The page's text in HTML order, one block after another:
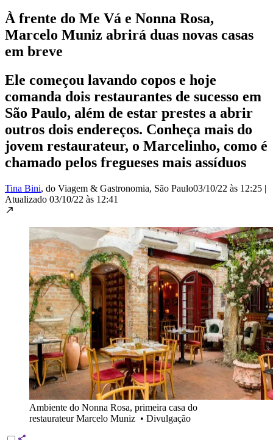
À frente do Me Vá e Nonna Rosa,
Marcelo Muniz abrirá duas novas casas
em breve
Ele começou lavando copos e hoje
comanda dois restaurantes de sucesso em
São Paulo, além de estar prestes a abrir
outros dois endereços. Conheça mais do
jovem restaurateur, o Marcelinho, como é
chamado pelos fregueses mais assíduos
Tina Bini, do Viagem & Gastronomia, São Paulo03/10/22 às 12:25 |
Atualizado 03/10/22 às 12:41
Ambiente do Nonna Rosa, primeira casa do
restaurateur Marcelo Muniz • Divulgação